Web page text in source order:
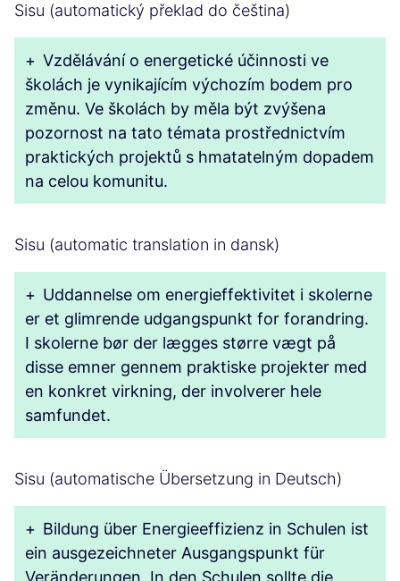
Sisu (automatický překlad do čeština)
+ Vzdělávání o energetické účinnosti ve
školách je vynikajícím výchozím bodem pro
změnu. Ve školách by měla být zvýšena
pozornost na tato témata prostřednictvím
praktických projektů s hmatatelným dopadem
na celou komunitu.
Sisu (automatic translation in dansk)
+ Uddannelse om energieffektivitet i skolerne
er et glimrende udgangspunkt for forandring.
I skolerne bør der lægges større vægt på
disse emner gennem praktiske projekter med
en konkret virkning, der involverer hele
samfundet.
Sisu (automatische Übersetzung in Deutsch)
+ Bildung über Energieeffizienz in Schulen ist
ein ausgezeichneter Ausgangspunkt für
Veränderungen. In den Schulen sollte die